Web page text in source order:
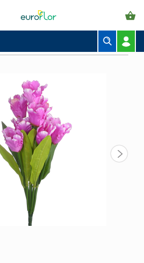
ЦВЕТЫ В ПАЧКАХ
ФЛОРИСТИКА
РАСТЕНИЯ
ГОРШКИ И КАШПО
И УДОБРЕНИЯ
ИНТЕРЬЕРА
ВАЗЫ
КАТАЛОГ
ИСКУССТВЕННЫЕ ЦВЕТЫ